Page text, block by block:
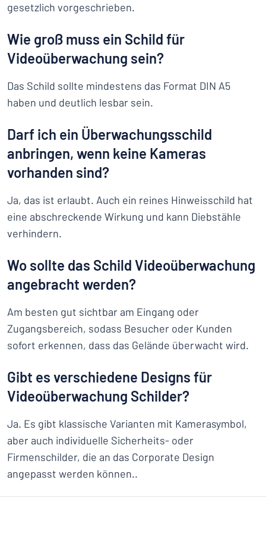
gesetzlich vorgeschrieben.
Wie groß muss ein Schild für
Videoüberwachung sein?
Das Schild sollte mindestens das Format DIN A5
haben und deutlich lesbar sein.
Darf ich ein Überwachungsschild
anbringen, wenn keine Kameras
vorhanden sind?
Ja, das ist erlaubt. Auch ein reines Hinweisschild hat
eine abschreckende Wirkung und kann Diebstähle
verhindern.
Wo sollte das Schild Videoüberwachung
angebracht werden?
Am besten gut sichtbar am Eingang oder
Zugangsbereich, sodass Besucher oder Kunden
sofort erkennen, dass das Gelände überwacht wird.
Gibt es verschiedene Designs für
Videoüberwachung Schilder?
Ja. Es gibt klassische Varianten mit Kamerasymbol,
aber auch individuelle Sicherheits- oder
Firmenschilder, die an das Corporate Design
angepasst werden können..